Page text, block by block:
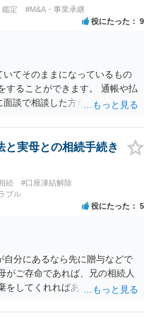
名字は変えたくない・・・養
になります。 しかし 彼は成人
子、全て平等にしたいと希
す。 ・・・婚姻前の契約 あ
する方法はあります。 弁護
鑑定 #M&A・事業承継
役にたった 9
てそのままになっているもの
することができます。 通帳や払
談で相談した方がよいと思い
と実母との相続手続き
続
#口座凍結解除
ブル
役にたった 5
分にあるなら先に贈与などで
がご存命であれば、兄の相続人
をしてくれればあなた方兄弟及